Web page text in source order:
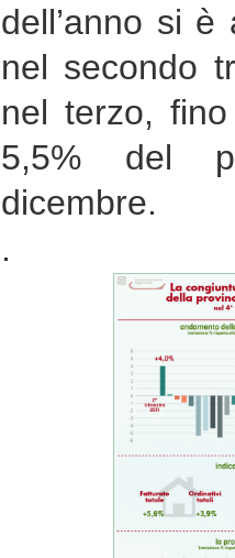
dell’anno si
nel secondo
nel terzo,
5,5% del
dicembre.
.